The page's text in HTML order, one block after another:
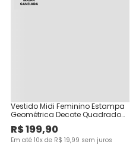
Vestido Midi Feminino Estampa
Geométrica Decote Quadrado
Em Ribana Linho
R$199,90
Em até 10x de R$ 19,99 sem juros